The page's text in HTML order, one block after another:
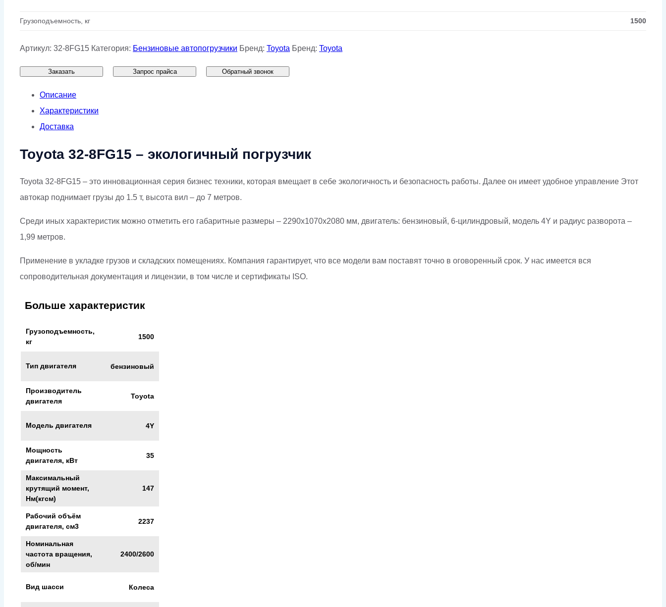
Грузоподъемность, кг 1500
Артикул: 32-8FG15 Категория: Бензиновые автопогрузчики Бренд: Toyota Бренд: Toyota
Заказать Запрос прайса Обратный звонок
Описание
Характеристики
Доставка
Toyota 32-8FG15 – экологичный погрузчик
Toyota 32-8FG15 – это инновационная серия бизнес техники, которая вмещает в себе экологичность и безопасность работы. Далее он имеет удобное управление Этот
автокар поднимает грузы до 1.5 т, высота вил – до 7 метров.
Среди иных характеристик можно отметить его габаритные размеры – 2290x1070x2080 мм, двигатель: бензиновый, 6-цилиндровый, модель 4Y и радиус разворота –
1,99 метров.
Применение в укладке грузов и складских помещениях. Компания гарантирует, что все модели вам поставят точно в оговоренный срок. У нас имеется вся
сопроводительная документация и лицензии, в том числе и сертификаты ISO.
Больше характеристик
Грузоподъемность,
кг
1500
Тип двигателя бензиновый
Производитель
двигателя
Toyota
Модель двигателя 4Y
Мощность
двигателя, кВт
35
Максимальный
крутящий момент,
Нм(кгсм)
147
Рабочий объём
двигателя, см3
2237
Номинальная
частота вращения,
об/мин
2400/2600
Вид шасси Колеса